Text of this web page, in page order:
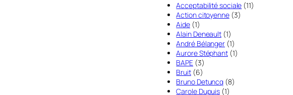
Acceptabilité sociale (11)
Action citoyenne(3)
Aide (1)
Alain Deneault (1)
André Bélanger (1)
Aurore Stéphant(1)
BAPE (3)
Bruit(6)
Bruno Detuncq (8)
Carole Dupuis (1)